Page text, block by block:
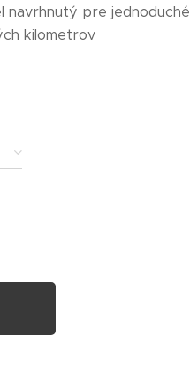
pre jednoduché
kilometrov